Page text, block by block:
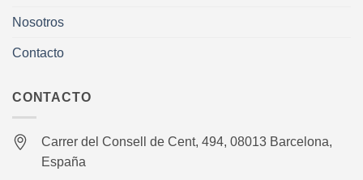
Nosotros
Contacto
CONTACTO
Carrer del Consell de Cent, 494, 08013 Barcelona,
España